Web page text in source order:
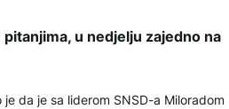
u nedjelju zajedno na
da je sa liderom SNSD-a Miloradom